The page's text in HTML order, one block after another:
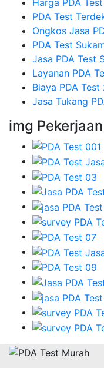
PDA Test
Ongkos Jasa
PDA Test
Jasa PDA Test
Layanan PDA
Biaya PDA
Jasa Tukang
img